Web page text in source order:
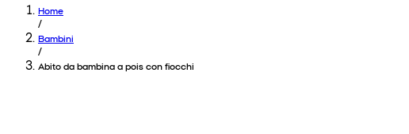
Home
/
Bambini
/
Abito da bambina a pois con fiocchi